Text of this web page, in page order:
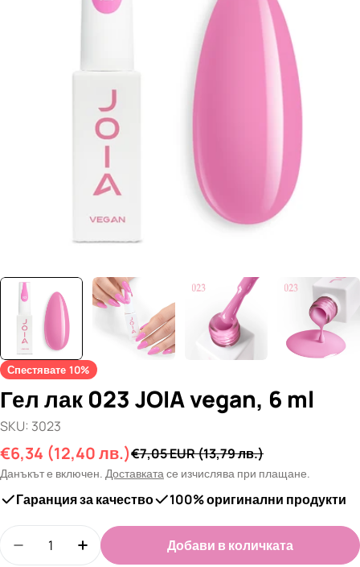
медия 0 в прозорец
Спестявате 10%
Гел лак 023 JOIA vegan, 6 ml
SKU: 3023
Промо
цена
€6,34 (12,40 лв.)
Редовна
цена
€7,05 EUR(13,79 лв.)
Данъкът е включен. Доставката се изчислява при плащане.
Гаранция за качество 100% оригинални продукти
Намали количеството за Гел лак 023 JOIA
Увеличи количеството за Гел лак 023
Добави в количката